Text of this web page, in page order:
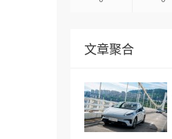
文章聚合